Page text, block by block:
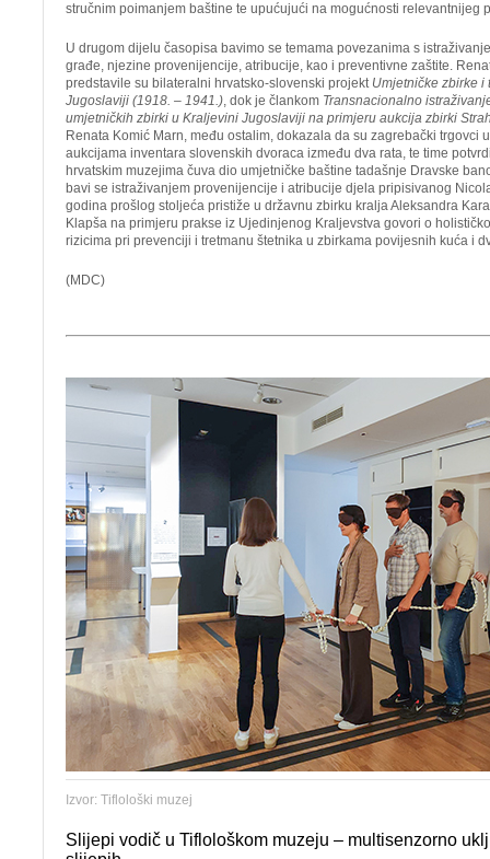
stručnim poimanjem baštine te upućujući na mogućnosti relevantnijeg
U drugom dijelu časopisa bavimo se temama povezanima s
građe, njezine provenijencije, atribucije, kao i preventivne zaštite.
predstavile su bilateralni hrvatsko-slovenski projekt Umjetničke zbirke i
Jugoslaviji (1918. – 1941.), dok je člankom Transnacionalno
umjetničkih zbirki u Kraljevini Jugoslaviji na primjeru aukcija zbirki
Renata Komić Marn, među ostalim, dokazala da su zagrebački trgovci
aukcijama inventara slovenskih dvoraca između dva rata, te time
hrvatskim muzejima čuva dio umjetničke baštine tadašnje Dravske
bavi se istraživanjem provenijencije i atribucije djela pripisivanog
godina prošlog stoljeća pristiže u državnu zbirku kralja Aleksandra
Klapša na primjeru prakse iz Ujedinjenog Kraljevstva govori o
rizicima pri prevenciji i tretmanu štetnika u zbirkama povijesnih kuća i
(MDC)
Izvor: Tiflološki muzej
Slijepi vodič u Tiflološkom muzeju – multisenzorno